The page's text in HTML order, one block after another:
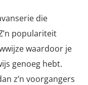
die
populariteit
waardoor je
genoeg hebt.
z’n voorgangers